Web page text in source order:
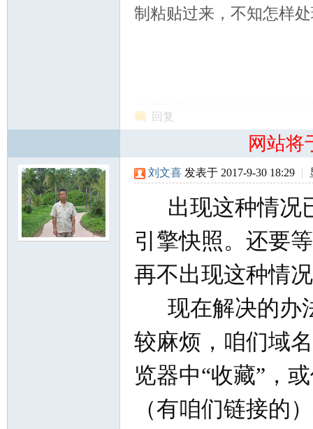
制粘贴过来，不知怎样
回复
网站将
刘文喜 发表于 2017-9-30 18:29 |
出现这种情况
引擎快照。还要
再不出现这种情
现在解决的办
较麻烦，咱们域
览器中“收藏”，
（有咱们链接